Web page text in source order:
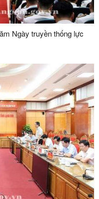
Ngày truyền thống lực